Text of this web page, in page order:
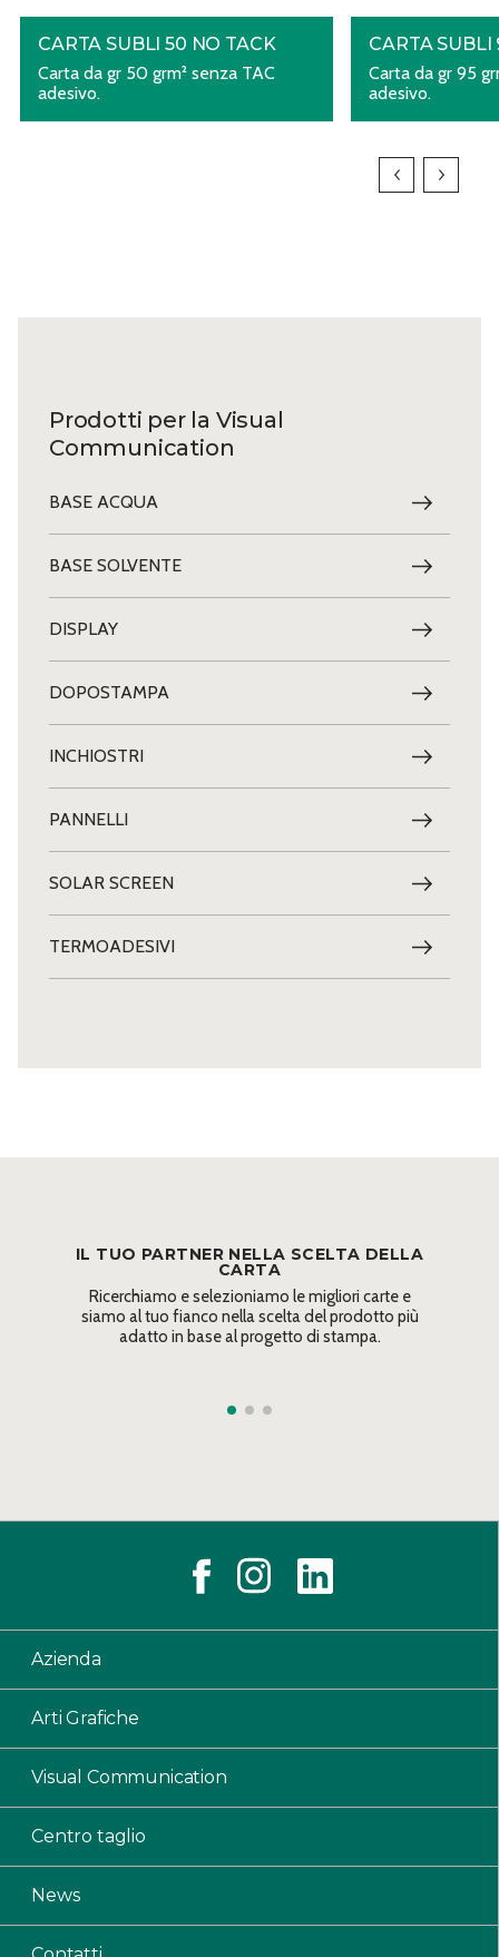
CARTA SUBLI 50 NO TACK
Carta da gr 50 grm² senza TAC
adesivo.
CARTA SUBLI
Carta da gr 95
adesivo.
Prodotti per la Visual
Communication
BASE ACQUA
BASE SOLVENTE
DISPLAY
DOPOSTAMPA
INCHIOSTRI
PANNELLI
SOLAR SCREEN
TERMOADESIVI
IL TUO PARTNER NELLA SCELTA DELLA
CARTA
Ricerchiamo e selezioniamo le migliori carte e
siamo al tuo fianco nella scelta del prodotto più
adatto in base al progetto di stampa.
Azienda
Arti Grafiche
Visual Communication
Centro taglio
News